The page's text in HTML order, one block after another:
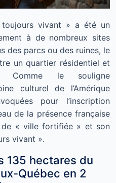
vivant » a été un
à de nombreux sites
des parcs ou des ruines, le
un quartier résidentiel et
Comme le souligne
culturel de l’Amérique
pour l’inscription
de la présence française
« ville fortifiée » et son
vivant ».
135 hectares du
Québec en 2